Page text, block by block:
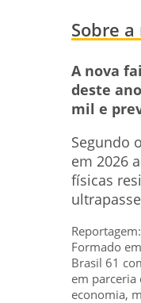
Sobre
A nova
deste
mil e
Segundo
em 2026
físicas
Reportagem:
Formado
Brasil 61
em parceria
economia,